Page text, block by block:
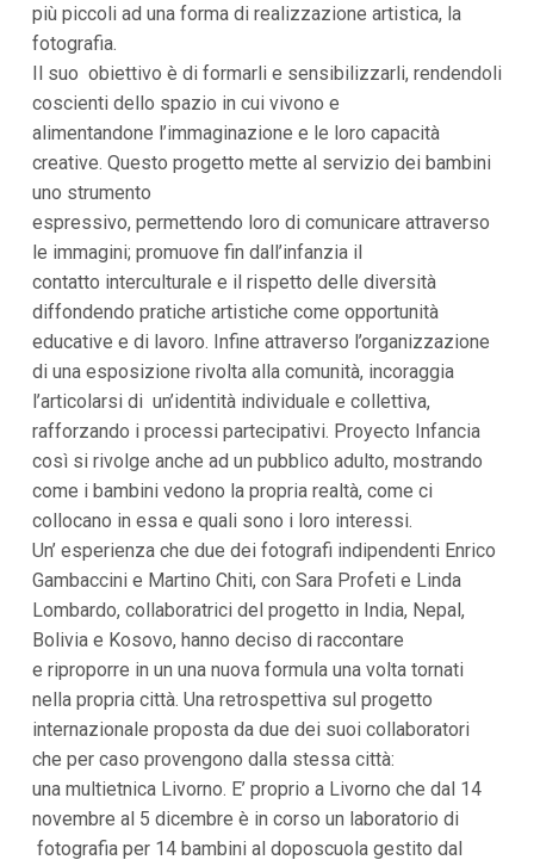
p
l
e
a
i
n
f
n
d
più piccoli ad una forma di realizzazione artistica, la
fotografia.
Il suo obiettivo è di formarli e sensibilizzarli, rendendoli
coscienti dello spazio in cui vivono e
alimentandone l’immaginazione e le loro capacità
creative. Questo progetto mette al servizio dei bambini
uno strumento
espressivo, permettendo loro di comunicare attraverso
le immagini; promuove fin dall’infanzia il
contatto interculturale e il rispetto delle diversità
diffondendo pratiche artistiche come opportunità
educative e di lavoro. Infine attraverso l’organizzazione
di una esposizione rivolta alla comunità, incoraggia
l’articolarsi di un’identità individuale e collettiva,
rafforzando i processi partecipativi. Proyecto Infancia
così si rivolge anche ad un pubblico adulto, mostrando
come i bambini vedono la propria realtà, come ci
collocano in essa e quali sono i loro interessi.
Un’ esperienza che due dei fotografi indipendenti Enrico
Gambaccini e Martino Chiti, con Sara Profeti e Linda
Lombardo, collaboratrici del progetto in India, Nepal,
Bolivia e Kosovo, hanno deciso di raccontare
e riproporre in un una nuova formula una volta tornati
nella propria città. Una retrospettiva sul progetto
internazionale proposta da due dei suoi collaboratori
che per caso provengono dalla stessa città:
una multietnica Livorno. E’ proprio a Livorno che dal 14
novembre al 5 dicembre è in corso un laboratorio di
fotografia per 14 bambini al doposcuola gestito dal